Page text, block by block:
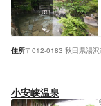
住所〒012-0183 秋田県湯
小安峡温泉